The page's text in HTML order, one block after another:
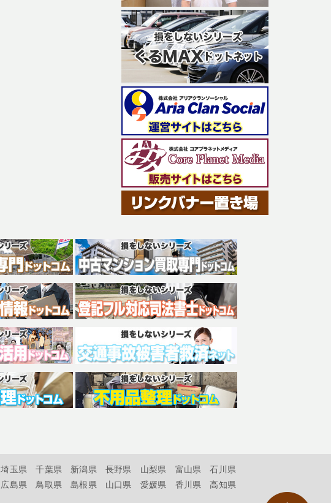
埼玉県 千葉県 新潟県 長野県 山梨県 富山県
石川県
広島県 鳥取県 島根県 山口県 愛媛県 香川県
高知県